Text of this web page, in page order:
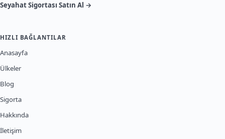
Seyahat Sigortası Satın Al →
HIZLI BAĞLANTILAR
Anasayfa
Ülkeler
Blog
Sigorta
Hakkında
İletişim